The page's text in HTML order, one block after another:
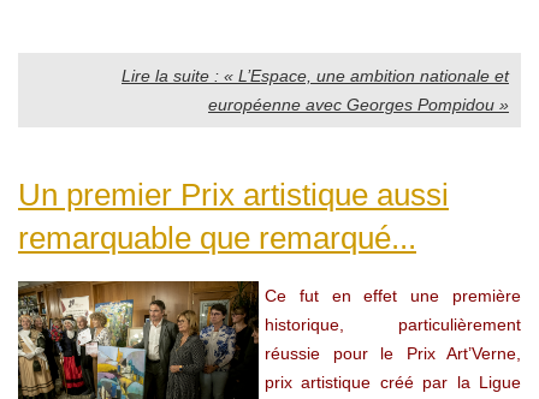
Lire la suite : « L’Espace, une ambition nationale et
européenne avec Georges Pompidou »
Un premier Prix artistique aussi
remarquable que remarqué...
Ce fut en effet une première
historique, particulièrement
réussie pour le Prix Art’Verne,
prix artistique créé par la Ligue